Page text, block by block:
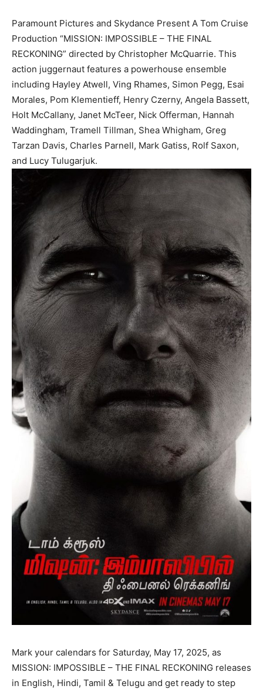
Paramount Pictures and Skydance Present A Tom Cruise
Production “MISSION: IMPOSSIBLE – THE FINAL
RECKONING” directed by Christopher McQuarrie. This
action juggernaut features a powerhouse ensemble
including Hayley Atwell, Ving Rhames, Simon Pegg, Esai
Morales, Pom Klementieff, Henry Czerny, Angela Bassett,
Holt McCallany, Janet McTeer, Nick Offerman, Hannah
Waddingham, Tramell Tillman, Shea Whigham, Greg
Tarzan Davis, Charles Parnell, Mark Gatiss, Rolf Saxon,
and Lucy Tulugarjuk.
Mark your calendars for Saturday, May 17, 2025, as
MISSION: IMPOSSIBLE – THE FINAL RECKONING releases
in English, Hindi, Tamil & Telugu and get ready to step